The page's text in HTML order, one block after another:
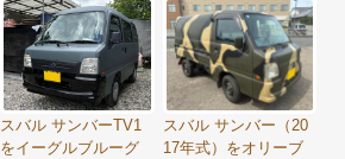
スバル サンバーTV1
をイーグルブルーグ
スバル サンバー（20
17年式）をオリーブ